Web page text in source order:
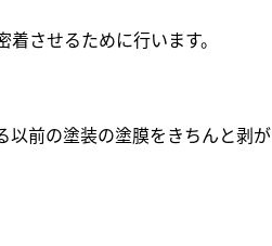
させるために行います。
以前の塗装の塗膜をきちんと剥が